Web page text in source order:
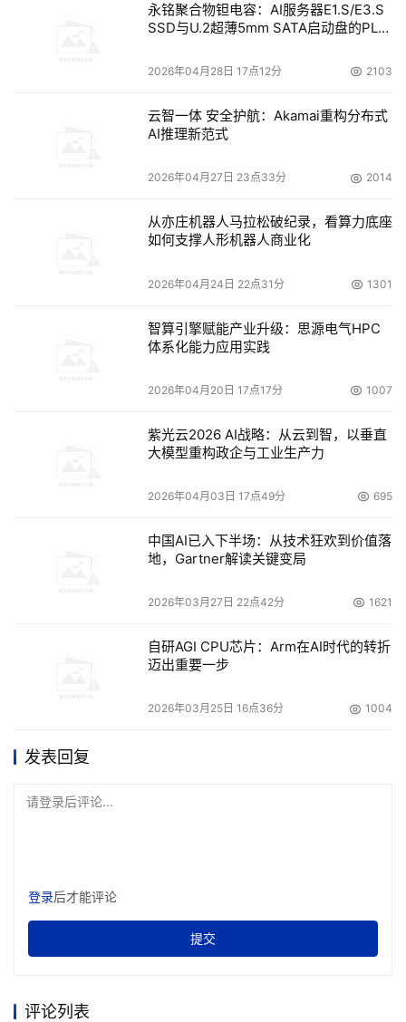
该示范场景的成功落地，对于地方数据治理工作是一次颠覆
性升级和改革。实践证明，该场景有益于探索医疗健康数据
通-价值反哺”循环，实现医疗数据资源向生产要素的转化；
也能够加强培育“数据+服务”、“数据+产品”等新型业态，打
造基层医疗生态圈数字化示范区。该项目也将推动区域医疗
健康、人工智能产业快速增长，创新医疗健康企业经济体量
效”场景成功入选国家示范清单，不仅展现了辽宁在数据价
术实力与服务能力的充分认可。未来，东软将围绕医疗健
康、交通运输、人力资源、民生保障、科研创新等领域，加
强与数据主管机构的协同，进一步挖掘更多高价值应用场
效应，打造更多全国数据要素市场化配置改革样板。
本文来源于DOIT传媒，文章内容仅供参考，不构成投资建议。
永铭聚合物钽电容：AI服务器E1.S/E3.S
SSD与U.2超薄5mm SATA启动盘的PLP
2026年04月28日 17点12分 2103
云智一体 安全护航：Akamai重构分布式
AI推理新范式
2026年04月27日 23点33分 2014
从亦庄机器人马拉松破纪录，看算力底座
如何支撑人形机器人商业化
2026年04月24日 22点31分 1301
智算引擎赋能产业升级：思源电气HPC
体系化能力应用实践
2026年04月20日 17点17分 1007
紫光云2026 AI战略：从云到智，以垂直
大模型重构政企与工业生产力
2026年04月03日 17点49分 695
中国AI已入下半场：从技术狂欢到价值落
地，Gartner解读关键变局
2026年03月27日 22点42分 1621
自研AGI CPU芯片：Arm在AI时代的转折
迈出重要一步
2026年03月25日 16点36分 1004
发表回复
请登录后评论...
登录后才能评论
提交
评论列表